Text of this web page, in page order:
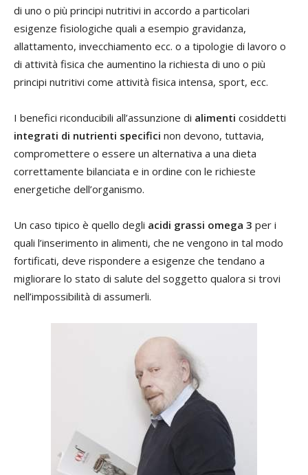
di uno o più principi nutritivi in accordo a particolari
esigenze fisiologiche quali a esempio gravidanza,
allattamento, invecchiamento ecc. o a tipologie di lavoro o
di attività fisica che aumentino la richiesta di uno o più
principi nutritivi come attività fisica intensa, sport, ecc.
I benefici riconducibili all’assunzione di alimenti cosiddetti
integrati di nutrienti specifici non devono, tuttavia,
compromettere o essere un alternativa a una dieta
correttamente bilanciata e in ordine con le richieste
energetiche dell’organismo.
Un caso tipico è quello degli acidi grassi omega 3 per i
quali l’inserimento in alimenti, che ne vengono in tal modo
fortificati, deve rispondere a esigenze che tendano a
migliorare lo stato di salute del soggetto qualora si trovi
nell’impossibilità di assumerli.